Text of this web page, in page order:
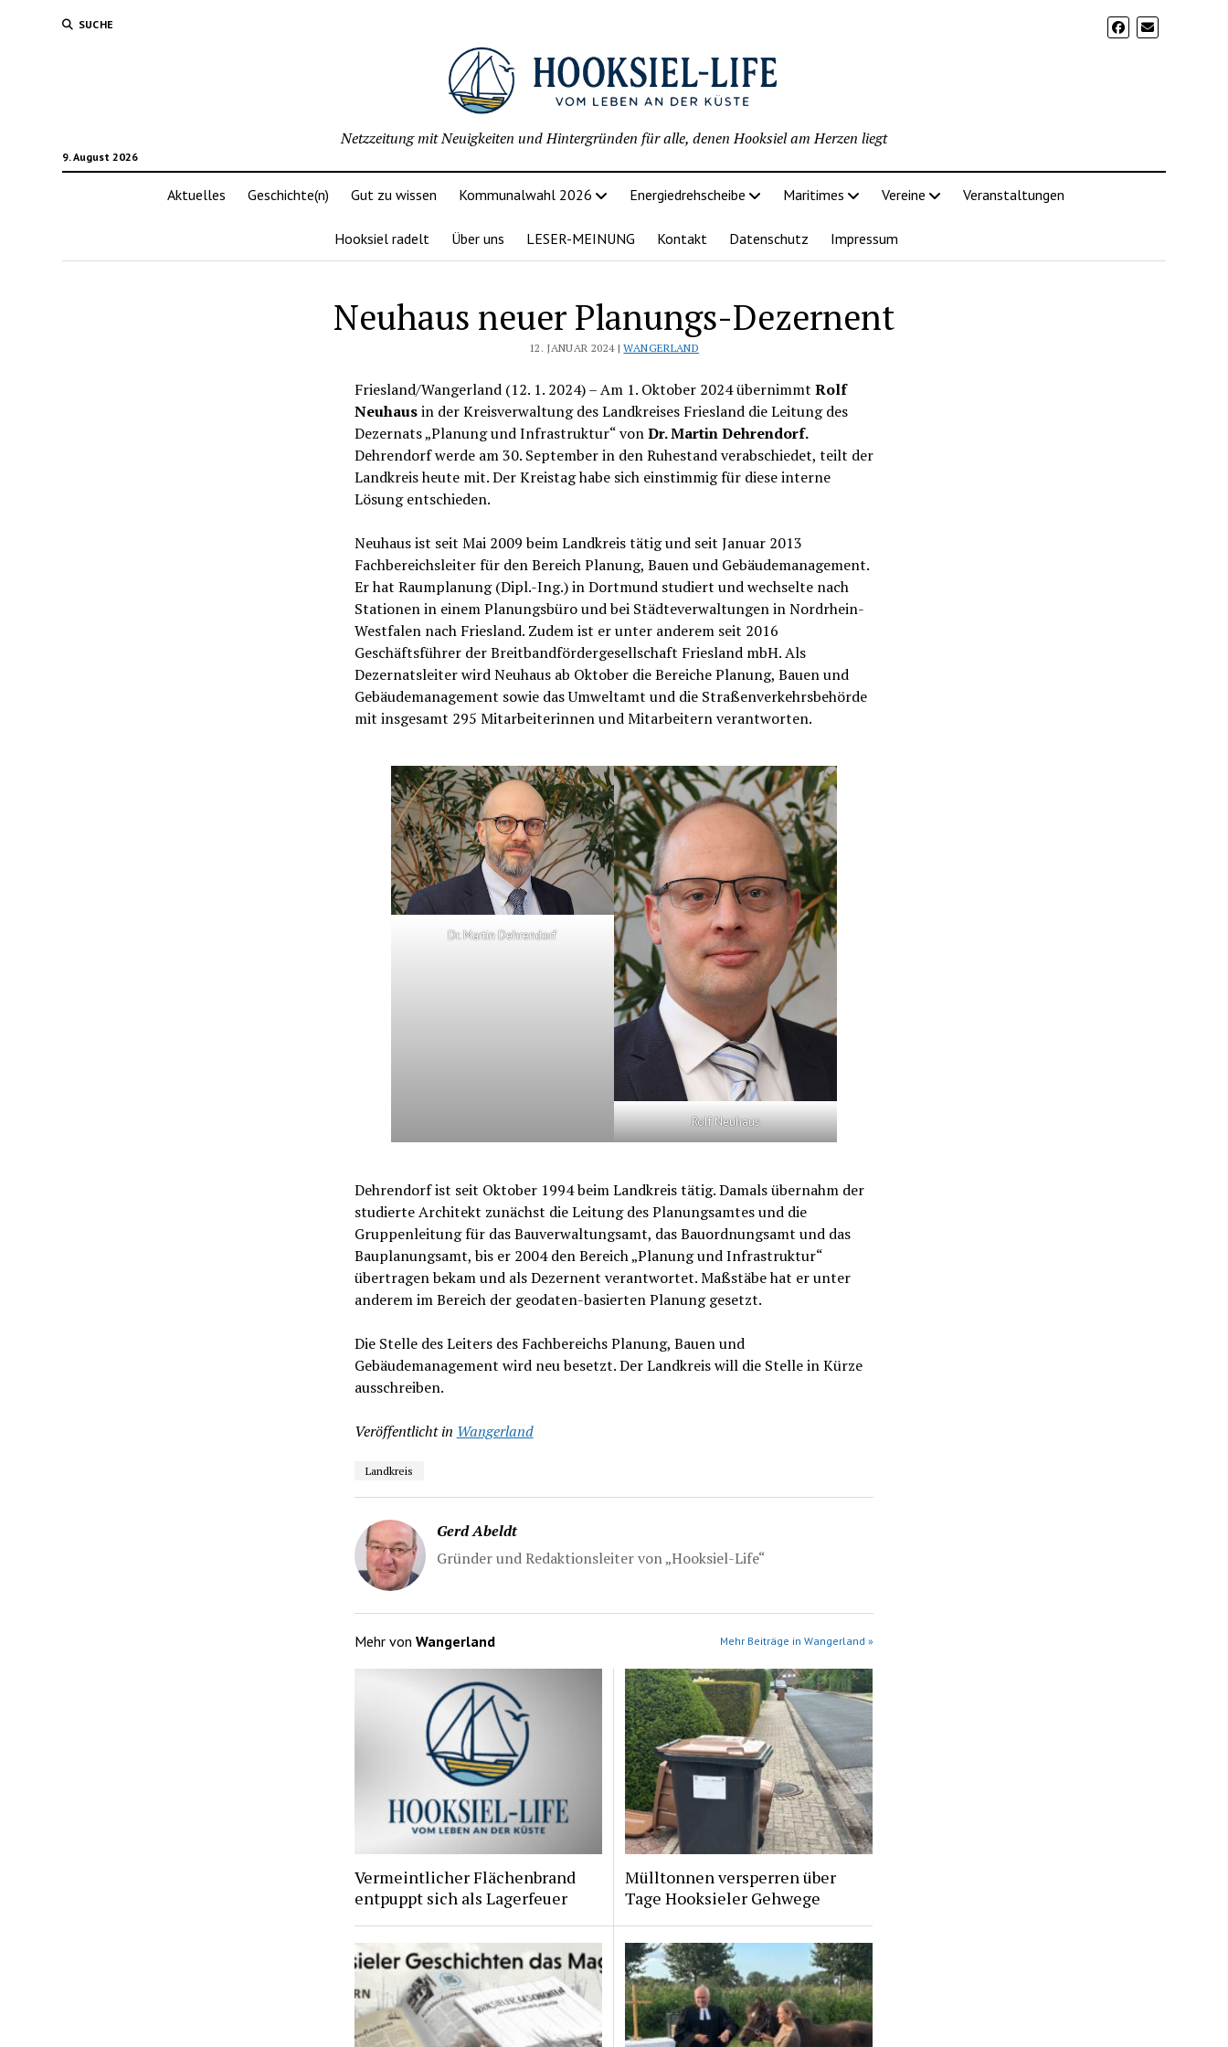
SUCHE
9. August 2026
Netzzeitung mit Neuigkeiten und Hintergründen für alle, denen Hooksiel am Herzen liegt
Aktuelles Geschichte(n) Gut zu wissen Kommunalwahl 2026 Energiedrehscheibe Maritimes Vereine Veranstaltungen
Hooksiel radelt Über uns LESER-MEINUNG Kontakt Datenschutz Impressum
Neuhaus neuer Planungs-Dezernent
12. JANUAR 2024 |WANGERLAND
Friesland/Wangerland (12. 1. 2024) – Am 1. Oktober 2024 übernimmt Rolf
Neuhausin der Kreisverwaltung des Landkreises Friesland die Leitung des
Dezernats „Planung und Infrastruktur“ vonDr. Martin Dehrendorf.
Dehrendorf werde am 30. September in den Ruhestand verabschiedet, teilt der
Landkreis heute mit. Der Kreistag habe sich einstimmig für diese interne
Lösung entschieden.
Neuhaus ist seit Mai 2009 beim Landkreis tätig und seit Januar 2013
Fachbereichsleiter für den Bereich Planung, Bauen und Gebäudemanagement.
Er hat Raumplanung (Dipl.-Ing.) in Dortmund studiert und wechselte nach
Stationen in einem Planungsbüro und bei Städteverwaltungen in Nordrhein-
Westfalen nach Friesland. Zudem ist er unter anderem seit 2016
Geschäftsführer der Breitbandfördergesellschaft Friesland mbH. Als
Dezernatsleiter wird Neuhaus ab Oktober die Bereiche Planung, Bauen und
Gebäudemanagement sowie das Umweltamt und die Straßenverkehrsbehörde
mit insgesamt 295 Mitarbeiterinnen und Mitarbeitern verantworten.
Dr. Martin Dehrendorf
Rolf Neuhaus
Dehrendorf ist seit Oktober 1994 beim Landkreis tätig. Damals übernahm der
studierte Architekt zunächst die Leitung des Planungsamtes und die
Gruppenleitung für das Bauverwaltungsamt, das Bauordnungsamt und das
Bauplanungsamt, bis er 2004 den Bereich „Planung und Infrastruktur“
übertragen bekam und als Dezernent verantwortet. Maßstäbe hat er unter
anderem im Bereich der geodaten-basierten Planung gesetzt.
Die Stelle des Leiters des Fachbereichs Planung, Bauen und
Gebäudemanagement wird neu besetzt. Der Landkreis will die Stelle in Kürze
ausschreiben.
Veröffentlicht in Wangerland
Landkreis
Gerd Abeldt
Gründer und Redaktionsleiter von „Hooksiel-Life“
Mehr von Wangerland Mehr Beiträge in Wangerland »
Vermeintlicher Flächenbrand
entpuppt sich als Lagerfeuer
Mülltonnen versperren über
Tage Hooksieler Gehwege